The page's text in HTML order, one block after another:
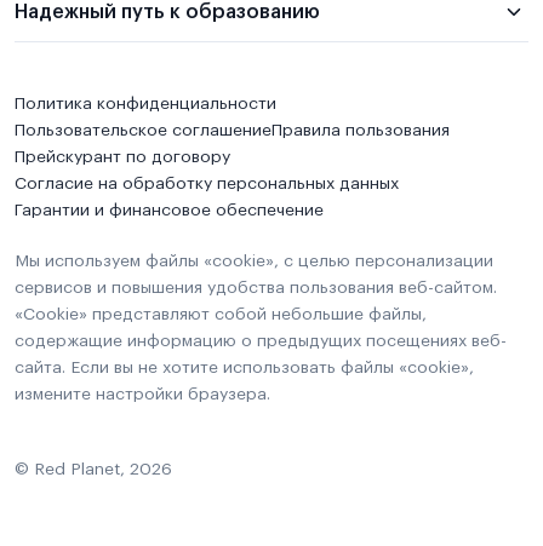
Надежный путь к образованию
Политика конфиденциальности
Пользовательское соглашениеПравила пользования
Прейскурант по договору
Согласие на обработку персональных данных
Гарантии и финансовое обеспечение
Мы используем файлы «cookie», с целью персонализации
сервисов и повышения удобства пользования веб-сайтом.
«Cookie» представляют собой небольшие файлы,
содержащие информацию о предыдущих посещениях веб-
сайта. Если вы не хотите использовать файлы «cookie»,
измените настройки браузера.
© Red Planet, 2026